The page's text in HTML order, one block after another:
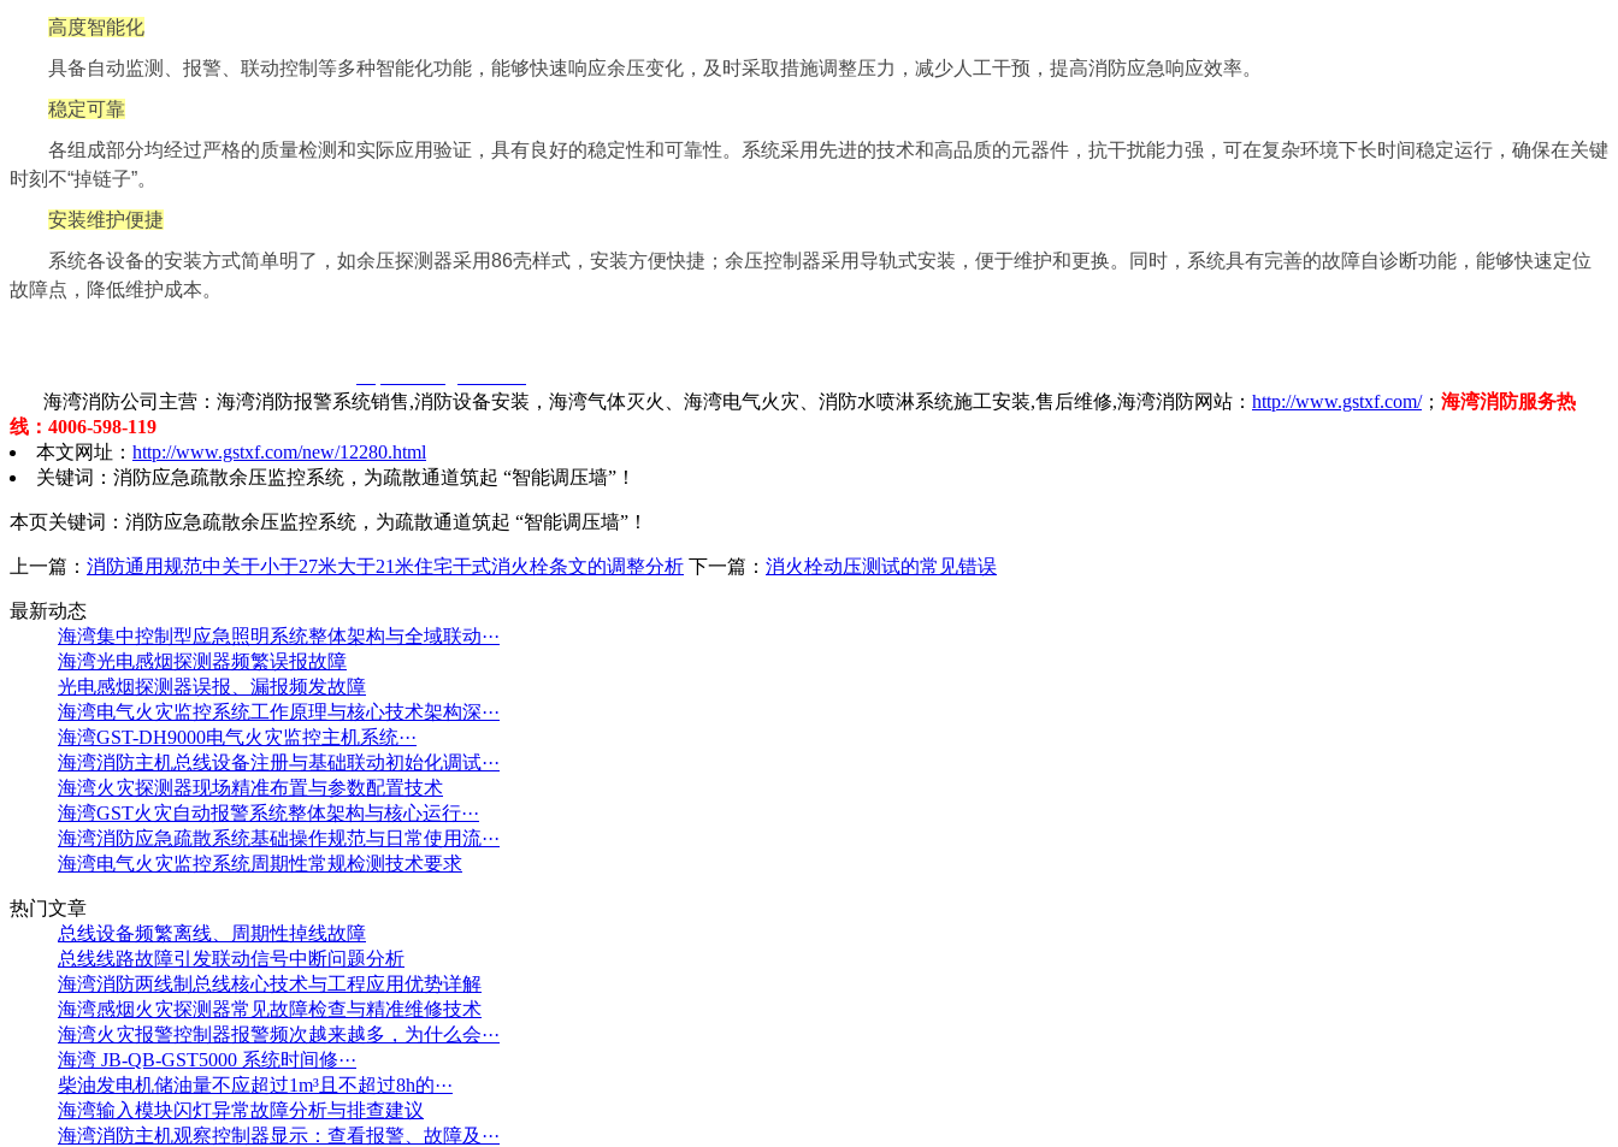
高度智能化
具备自动监测、报警、联动控制等多种智能化功能，能够快速响应余压变化，及时采取措施调整压力，减少人工干预，提高消防应急响应效率。
稳定可靠
各组成部分均经过严格的质量检测和实际应用验证，具有良好的稳定性和可靠性。系统采用先进的技术和高品质的元器件，抗干扰能力强，可在复杂环境下长时间稳定运行，确保在关键
时刻不“掉链子”。
安装维护便捷
系统各设备的安装方式简单明了，如余压探测器采用86壳样式，安装方便快捷；余压控制器采用导轨式安装，便于维护和更换。同时，系统具有完善的故障自诊断功能，能够快速定位
故障点，降低维护成本。
海湾消防公司主营：海湾消防报警系统销售,消防设备安装，海湾气体灭火、海湾电气火灾、消防水喷淋系统施工安装,售后维修,海湾消防网站： http://www.gstxf.com/； 海湾消防服务热
线：4006-598-119
本文网址： http://www.gstxf.com/new/12280.html
关键词：消防应急疏散余压监控系统，为疏散通道筑起 “智能调压墙”！
本页关键词：消防应急疏散余压监控系统，为疏散通道筑起 “智能调压墙”！
上一篇： 消防通用规范中关于小于27米大于21米住宅干式消火栓条文的调整分析 下一篇： 消火栓动压测试的常见错误
最新动态
海湾集中控制型应急照明系统整体架构与全域联动···
海湾光电感烟探测器频繁误报故障
光电感烟探测器误报、漏报频发故障
海湾电气火灾监控系统工作原理与核心技术架构深···
海湾GST-DH9000电气火灾监控主机系统···
海湾消防主机总线设备注册与基础联动初始化调试···
海湾火灾探测器现场精准布置与参数配置技术
海湾GST火灾自动报警系统整体架构与核心运行···
海湾消防应急疏散系统基础操作规范与日常使用流···
海湾电气火灾监控系统周期性常规检测技术要求
热门文章
总线设备频繁离线、周期性掉线故障
总线线路故障引发联动信号中断问题分析
海湾消防两线制总线核心技术与工程应用优势详解
海湾感烟火灾探测器常见故障检查与精准维修技术
海湾火灾报警控制器报警频次越来越多，为什么会···
海湾 JB-QB-GST5000 系统时间修···
柴油发电机储油量不应超过1m³且不超过8h的···
海湾输入模块闪灯异常故障分析与排查建议
海湾消防主机观察控制器显示：查看报警、故障及···